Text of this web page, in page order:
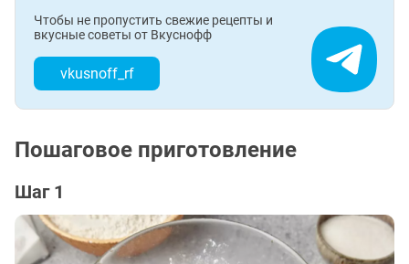
Чтобы не пропустить свежие рецепты и
вкусные советы от Вкуснофф
vkusnoff_rf
Пошаговое приготовление
Шаг 1